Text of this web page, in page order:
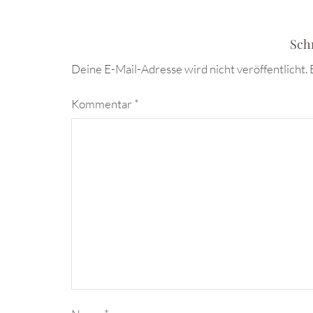
Deine E-Mail-Adresse wird nicht veröffentlicht.
Kommentar *